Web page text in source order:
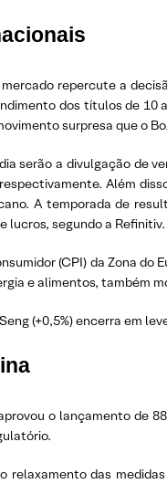
repercute a
dos títulos de
surpresa que o
serão a divulgação de
Além
A temporada de
lucros, segundo a Refinitiv.
(CPI) da Zona do
e alimentos, também
(+0,5%) encerra em
o lançamento de
relaxamento das